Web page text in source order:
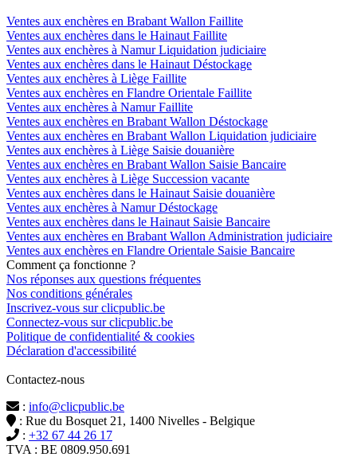
Ventes aux enchères en Brabant Wallon Faillite
Ventes aux enchères dans le Hainaut Faillite
Ventes aux enchères à Namur Liquidation judiciaire
Ventes aux enchères dans le Hainaut Déstockage
Ventes aux enchères à Liège Faillite
Ventes aux enchères en Flandre Orientale Faillite
Ventes aux enchères à Namur Faillite
Ventes aux enchères en Brabant Wallon Déstockage
Ventes aux enchères en Brabant Wallon Liquidation judiciaire
Ventes aux enchères à Liège Saisie douanière
Ventes aux enchères en Brabant Wallon Saisie Bancaire
Ventes aux enchères à Liège Succession vacante
Ventes aux enchères dans le Hainaut Saisie douanière
Ventes aux enchères à Namur Déstockage
Ventes aux enchères dans le Hainaut Saisie Bancaire
Ventes aux enchères en Brabant Wallon Administration judiciaire
Ventes aux enchères en Flandre Orientale Saisie Bancaire
Comment ça fonctionne ?
Nos réponses aux questions fréquentes
Nos conditions générales
Inscrivez-vous sur clicpublic.be
Connectez-vous sur clicpublic.be
Politique de confidentialité & cookies
Déclaration d'accessibilité
Contactez-nous
: info@clicpublic.be
: Rue du Bosquet 21, 1400 Nivelles - Belgique
: +32 67 44 26 17
TVA : BE 0809.950.691